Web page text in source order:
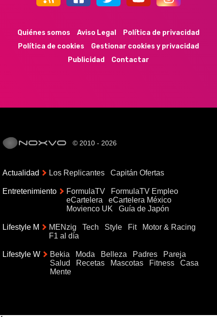
Quiénes somos Aviso Legal
Política de privacidad
Política de cookies
Gestionar cookies y privacidad
Publicidad
Contactar
© 2010 - 2026
Actualidad Los Replicantes Capitán Ofertas
Entretenimiento FormulaTV
FormulaTV Empleo
eCartelera
eCartelera México
Movienco UK
Guía de Japón
Lifestyle M MENzig Tech Style Fit
Motor & Racing
F1 al día
Lifestyle W Bekia Moda Belleza Padres
Pareja
Salud
Recetas Mascotas Fitness
Casa
Mente